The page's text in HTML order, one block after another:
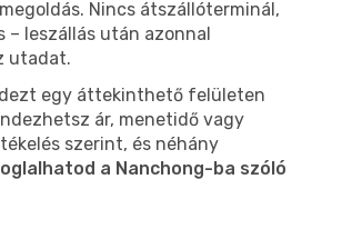
Nincs átszállóterminál,
– leszállás után azonnal
utadat.
egy áttekinthető felületen
ár, menetidő vagy
szerint, és néhány
a Nanchong-ba szóló